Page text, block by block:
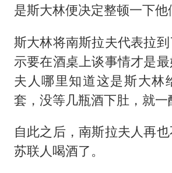
是斯大林便决定整顿一下他
斯大林将南斯拉夫代表拉
示要在酒桌上谈事情才是
夫人哪里知道这是斯大林
套，没等几瓶酒下肚，就一
自此之后，南斯拉夫人再
苏联人喝酒了。